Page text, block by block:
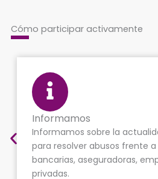
Cómo participar activamente
Defendemos
Defendemos a los
reclamaciones y les
colectivas frente a
han cometido